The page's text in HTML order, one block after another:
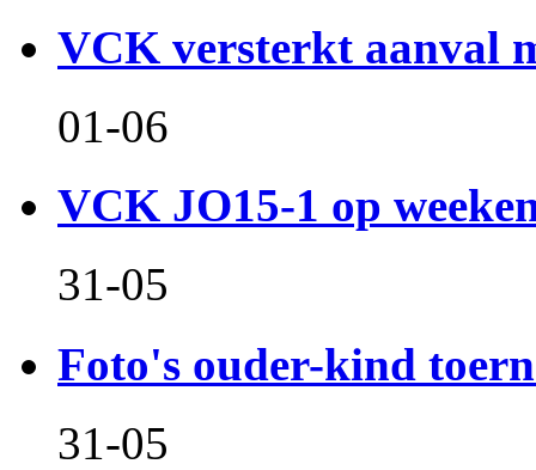
VCK versterkt aanval
01-06
VCK JO15-1 op
31-05
Foto's ouder-kind
31-05